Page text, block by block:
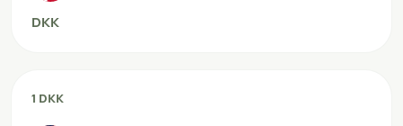
DKK
1 DKK